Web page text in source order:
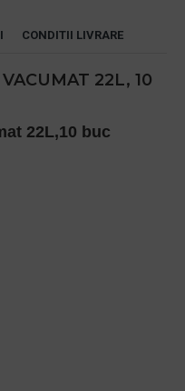
CONDITII LIVRARE
VACUMAT 22L, 10
22L,10 buc